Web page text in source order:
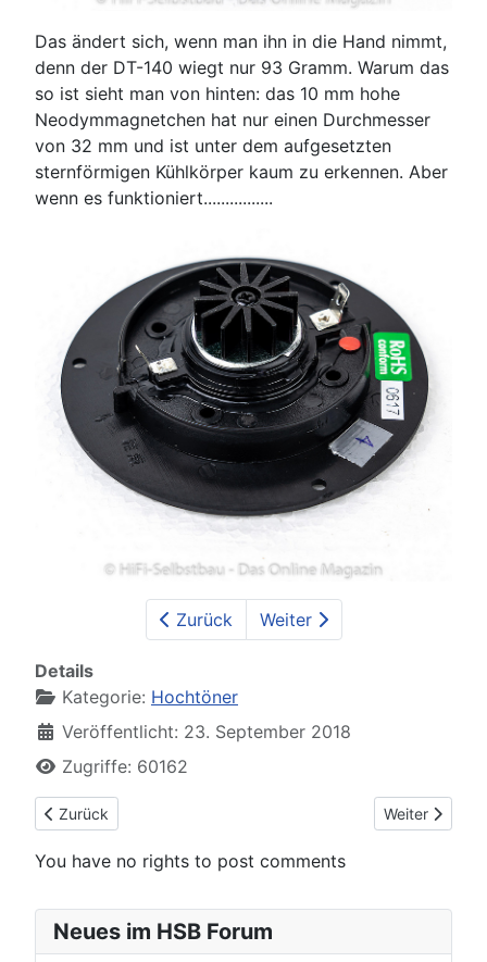
Neues im HSB Forum
Das ändert sich, wenn man ihn in die Hand nimmt,
denn der DT-140 wiegt nur 93 Gramm. Warum das
so ist sieht man von hinten: das 10 mm hohe
Neodymmagnetchen hat nur einen Durchmesser
von 32 mm und ist unter dem aufgesetzten
sternförmigen Kühlkörper kaum zu erkennen. Aber
wenn es funktioniert................
Zurück Weiter
Details
Kategorie: Hochtöner
Veröffentlicht: 23. September 2018
Zugriffe: 60162
Vorheriger Beitrag: Omnes Audio T25H
Zurück Nächster
Weiter
You have no rights to post comments